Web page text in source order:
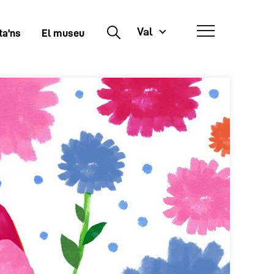
El museu Buscar Val